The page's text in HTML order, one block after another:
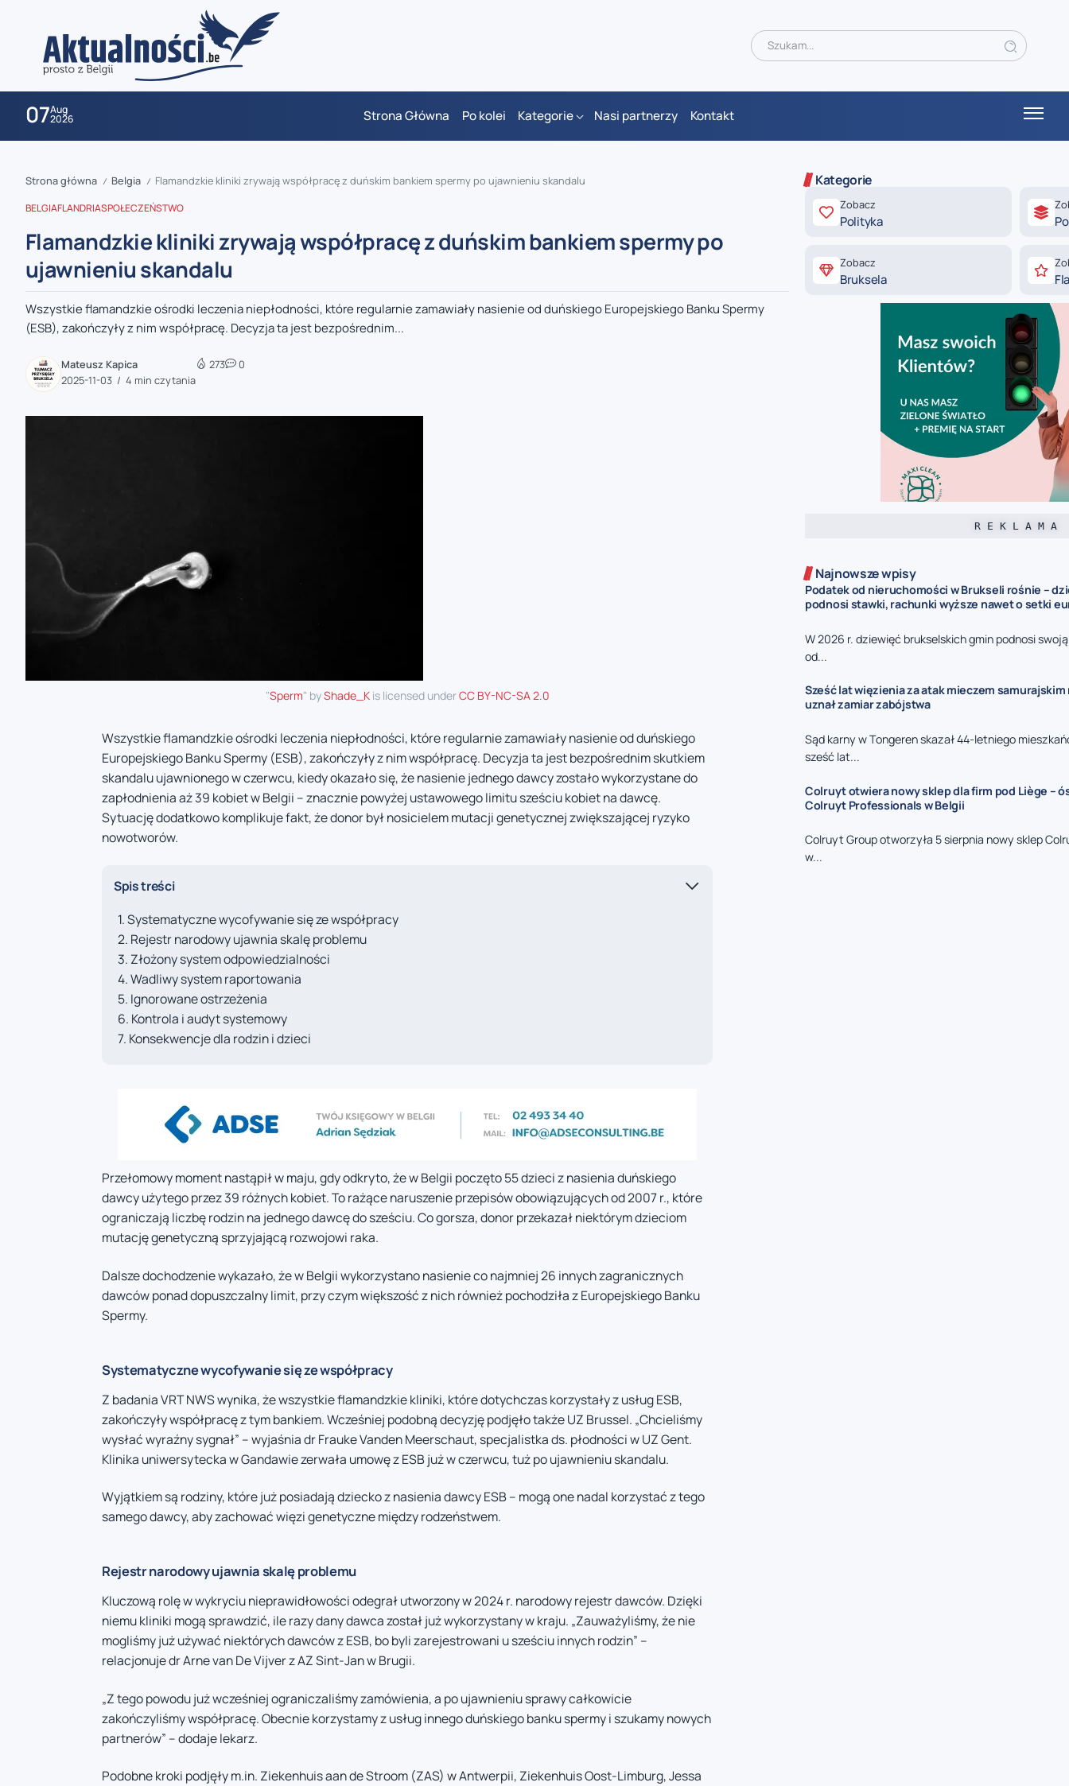
07Aug
2026 Strona Główna Po kolei Kategorie Nasi partnerzy Kontakt
zaobserwuj nas
zaobserwuj nas
zaobserwuj nas
Strona główna / Belgia / Flamandzkie kliniki zrywają współpracę z duńskim bankiem spermy po ujawnieniu skandalu
BELGIAFLANDRIASPOŁECZEŃSTWO
Flamandzkie kliniki zrywają współpracę z duńskim bankiem spermy po
ujawnieniu skandalu
Wszystkie flamandzkie ośrodki leczenia niepłodności, które regularnie zamawiały nasienie od duńskiego Europejskiego Banku Spermy
(ESB), zakończyły z nim współpracę. Decyzja ta jest bezpośrednim...
Mateusz Kapica
2025-11-03
4 min czytania
273 0
"Sperm" byShade_Kis licensed underCC BY-NC-SA 2.0
Wszystkie flamandzkie ośrodki leczenia niepłodności, które regularnie zamawiały nasienie od duńskiego
Europejskiego Banku Spermy (ESB), zakończyły z nim współpracę. Decyzja ta jest bezpośrednim skutkiem
skandalu ujawnionego w czerwcu, kiedy okazało się, że nasienie jednego dawcy zostało wykorzystane do
zapłodnienia aż 39 kobiet w Belgii – znacznie powyżej ustawowego limitu sześciu kobiet na dawcę.
Sytuację dodatkowo komplikuje fakt, że donor był nosicielem mutacji genetycznej zwiększającej ryzyko
nowotworów.
Spis treści
Systematyczne wycofywanie się ze współpracy
Rejestr narodowy ujawnia skalę problemu
Złożony system odpowiedzialności
Wadliwy system raportowania
Ignorowane ostrzeżenia
Kontrola i audyt systemowy
Konsekwencje dla rodzin i dzieci
Przełomowy moment nastąpił w maju, gdy odkryto, że w Belgii poczęto 55 dzieci z nasienia duńskiego
dawcy użytego przez 39 różnych kobiet. To rażące naruszenie przepisów obowiązujących od 2007 r., które
ograniczają liczbę rodzin na jednego dawcę do sześciu. Co gorsza, donor przekazał niektórym dzieciom
mutację genetyczną sprzyjającą rozwojowi raka.
Dalsze dochodzenie wykazało, że w Belgii wykorzystano nasienie co najmniej 26 innych zagranicznych
dawców ponad dopuszczalny limit, przy czym większość z nich również pochodziła z Europejskiego Banku
Spermy.
Systematyczne wycofywanie się ze współpracy
Z badania VRT NWS wynika, że wszystkie flamandzkie kliniki, które dotychczas korzystały z usług ESB,
zakończyły współpracę z tym bankiem. Wcześniej podobną decyzję podjęło także UZ Brussel. „Chcieliśmy
wysłać wyraźny sygnał” – wyjaśnia dr Frauke Vanden Meerschaut, specjalistka ds. płodności w UZ Gent.
Klinika uniwersytecka w Gandawie zerwała umowę z ESB już w czerwcu, tuż po ujawnieniu skandalu.
Wyjątkiem są rodziny, które już posiadają dziecko z nasienia dawcy ESB – mogą one nadal korzystać z tego
samego dawcy, aby zachować więzi genetyczne między rodzeństwem.
Rejestr narodowy ujawnia skalę problemu
Kluczową rolę w wykryciu nieprawidłowości odegrał utworzony w 2024 r. narodowy rejestr dawców. Dzięki
niemu kliniki mogą sprawdzić, ile razy dany dawca został już wykorzystany w kraju. „Zauważyliśmy, że nie
mogliśmy już używać niektórych dawców z ESB, bo byli zarejestrowani u sześciu innych rodzin” –
relacjonuje dr Arne van De Vijver z AZ Sint-Jan w Brugii.
„Z tego powodu już wcześniej ograniczaliśmy zamówienia, a po ujawnieniu sprawy całkowicie
zakończyliśmy współpracę. Obecnie korzystamy z usług innego duńskiego banku spermy i szukamy nowych
partnerów” – dodaje lekarz.
Podobne kroki podjęły m.in. Ziekenhuis aan de Stroom (ZAS) w Antwerpii, Ziekenhuis Oost-Limburg, Jessa
Kategorie
Zobacz
Polityka
Zobacz
Bruksela
R E K L A M A
Najnowsze wpisy
Podatek od nieruchomości w Brukseli rośnie –
podnosi stawki, rachunki wyższe nawet o setki
W 2026 r. dziewięć brukselskich gmin podnosi
od...
Sześć lat więzienia za atak mieczem samurajskim
uznał zamiar zabójstwa
Sąd karny w Tongeren skazał 44-letniego
sześć lat...
Colruyt otwiera nowy sklep dla firm pod Liège –
Colruyt Professionals w Belgii
Colruyt Group otworzyła 5 sierpnia nowy sklep
w...